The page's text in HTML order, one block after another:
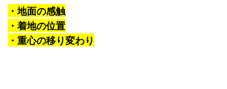
・地面の感触
・着地の位置
・重心の移り変わり